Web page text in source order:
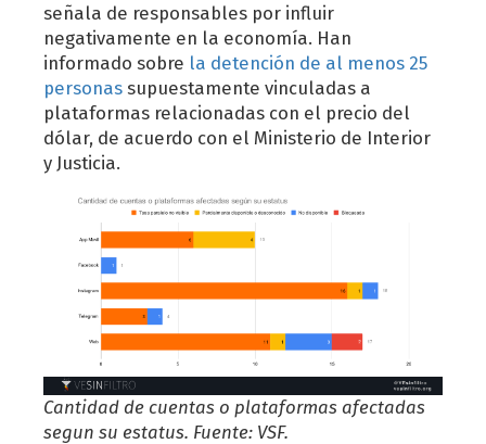
señala de responsables por influir
negativamente en la economía. Han
informado sobre la detención de al menos 25
personas supuestamente vinculadas a
plataformas relacionadas con el precio del
dólar, de acuerdo con el Ministerio de Interior
y Justicia.
Cantidad de cuentas o plataformas afectadas
segun su estatus. Fuente: VSF.